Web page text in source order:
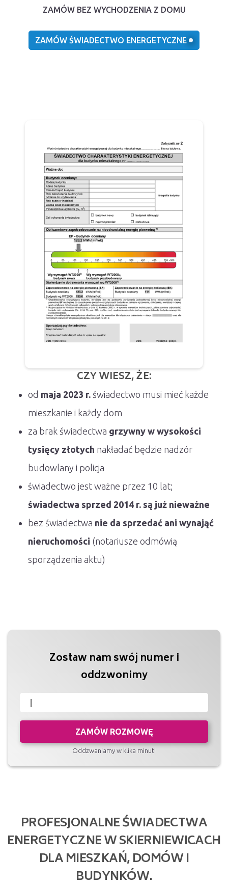
ZAMÓW BEZ WYCHODZENIA Z DOMU
ZAMÓW ŚWIADECTWO ENERGETYCZNE
CZY WIESZ, ŻE:
od maja 2023 r. świadectwo musi mieć każde
mieszkanie i każdy dom
za brak świadectwa grzywny w wysokości
tysięcy złotych nakładać będzie nadzór
budowlany i policja
świadectwo jest ważne przez 10 lat;
świadectwa sprzed 2014 r. są już nieważne
bez świadectwa nie da sprzedać ani wynająć
nieruchomości (notariusze odmówią
sporządzenia aktu)
Zostaw nam swój numer i
oddzwonimy
ZAMÓW ROZMOWĘ
Oddzwaniamy w klika minut!
PROFESJONALNE ŚWIADECTWA
ENERGETYCZNE W SKIERNIEWICACH
DLA MIESZKAŃ, DOMÓW I
BUDYNKÓW.